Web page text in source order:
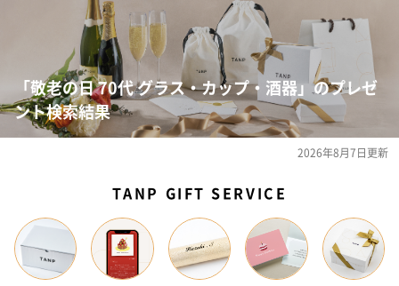
「敬老の日 70代 グラス・カップ・酒器」のプレゼ
ント検索結果
2026年8月7日更新
TANP GIFT SERVICE